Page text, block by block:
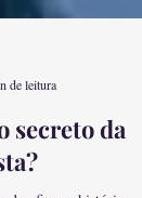
de leitura
da